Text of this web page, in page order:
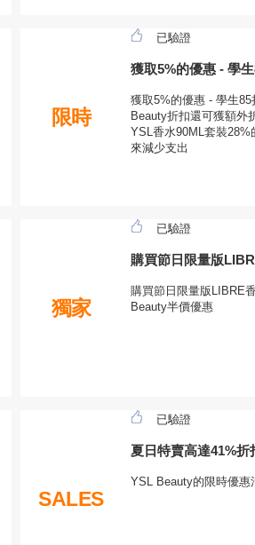
限時
已驗證
獲取5%的優惠 - 學
獲取5%的優惠 - 學生85
Beauty折扣還可獲額外
YSL香水90ML套裝
來減少支出
獨家
已驗證
購買節日限量版
購買節日限量版LIBRE
Beauty半價優惠
SALES
已驗證
夏日特賣高達41%折
YSL Beauty的限時優惠